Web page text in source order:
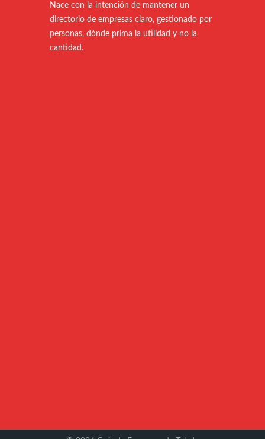
Nace con la intención de mantener un
directorio de empresas claro, gestionado por
personas, dónde prima la utilidad y no la
cantidad.